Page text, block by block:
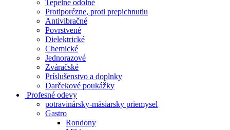
Tepelne odolné
Protiporézne, proti prepichnutiu
Antivibračné
Povrstvené
Dielektrické
Chemické
Jednorazové
Zváračské
Príslušenstvo a doplnky
Darčekové poukážky
Profesné odevy
potravinársky-mäsiarsky priemysel
Gastro
Rondony